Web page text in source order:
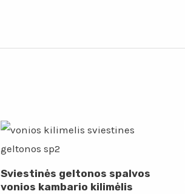
Sviestinės geltonos spalvos
vonios kambario kilimėlis